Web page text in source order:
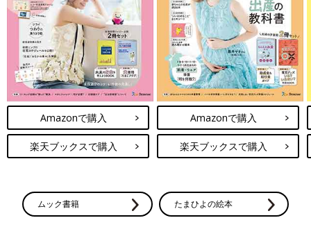
Amazonで購入
楽天ブックスで購入
Amazonで購入
楽天ブックスで購入
ムック書籍 たまひよの絵本